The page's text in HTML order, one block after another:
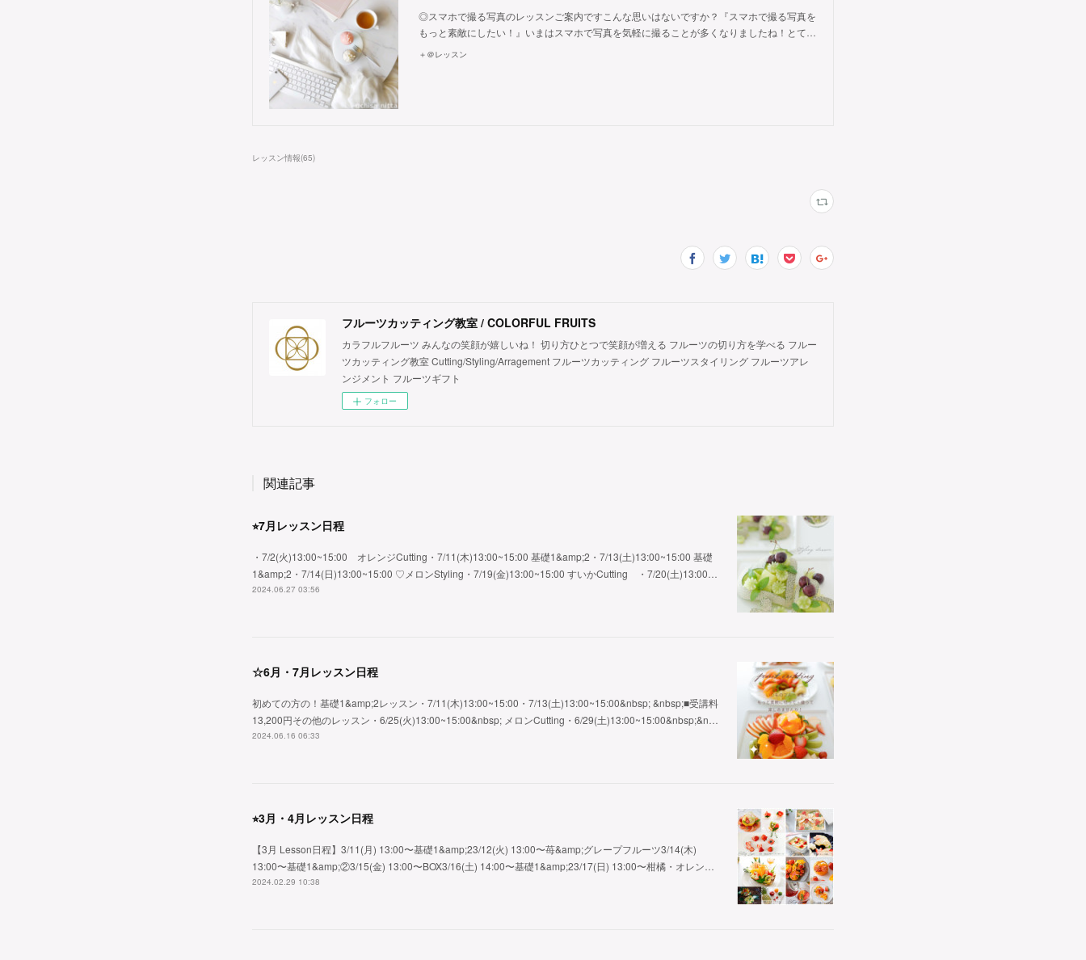
◎スマホで撮る写真のレッスンご案内ですこんな思いはないですか？『スマホで撮る写真を
もっと素敵にしたい！』いまはスマホで写真を気軽に撮ることが多くなりましたね！とて…
＋＠レッスン
レッスン情報(65)
フルーツカッティング教室 / COLORFUL FRUITS
カラフルフルーツ みんなの笑顔が嬉しいね！ 切り方ひとつで笑顔が増える フルーツの切り方を学べる フルー
ツカッティング教室 Cutting/Styling/Arragement フルーツカッティング フルーツスタイリング フルーツアレ
ンジメント フルーツギフト
フォロー
関連記事
⭐︎7月レッスン日程
・7/2(火)13:00~15:00 オレンジCutting・7/11(木)13:00~15:00 基礎1&amp;2・7/13(土)13:00~15:00 基礎
1&amp;2・7/14(日)13:00~15:00 ♡メロンStyling・7/19(金)13:00~15:00 すいかCutting ・7/20(土)13:00…
2024.06.27 03:56
☆6月・7月レッスン日程
初めての方の！基礎1&amp;2レッスン・7/11(木)13:00~15:00・7/13(土)13:00~15:00&nbsp; &nbsp;■受講料
13,200円その他のレッスン・6/25(火)13:00~15:00&nbsp; メロンCutting・6/29(土)13:00~15:00&nbsp;&n…
2024.06.16 06:33
⭐︎3月・4月レッスン日程
【3月 Lesson日程】3/11(月) 13:00〜基礎1&amp;23/12(火) 13:00〜苺&amp;グレープフルーツ3/14(木)
13:00〜基礎1&amp;②3/15(金) 13:00〜BOX3/16(土) 14:00〜基礎1&amp;23/17(日) 13:00〜柑橘・オレン…
2024.02.29 10:38